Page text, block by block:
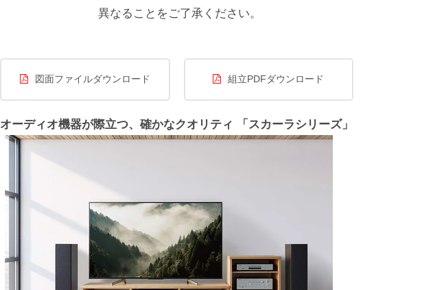
異なることをご了承ください。
図面ファイルダウンロード 組立PDFダウンロード
オーディオ機器が際立つ、確かなクオリティ 「スカーラシリーズ」